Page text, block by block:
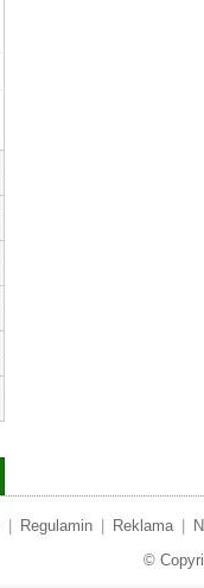
Regulamin Reklama
©